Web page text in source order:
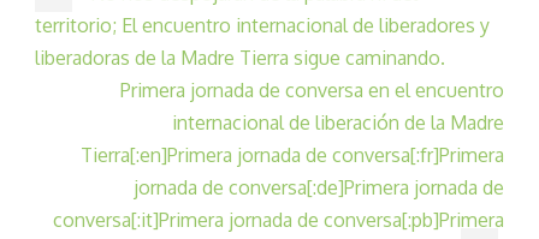
territorio; El encuentro internacional de liberadores y
liberadoras de la Madre Tierra sigue caminando.
Primera jornada de conversa en el encuentro
internacional de liberación de la Madre
Tierra[:en]Primera jornada de conversa[:fr]Primera
jornada de conversa[:de]Primera jornada de
conversa[:it]Primera jornada de conversa[:pb]Primera